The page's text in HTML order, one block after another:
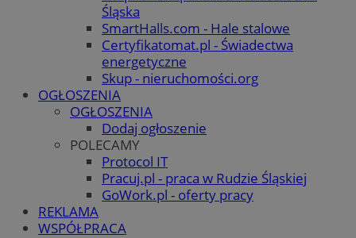
Śląska
SmartHalls.com - Hale stalowe
Certyfikatomat.pl - Świadectwa
energetyczne
Skup - nieruchomości.org
OGŁOSZENIA
OGŁOSZENIA
Dodaj ogłoszenie
POLECAMY
Protocol IT
Pracuj.pl - praca w Rudzie Śląskiej
GoWork.pl - oferty pracy
REKLAMA
WSPÓŁPRACA